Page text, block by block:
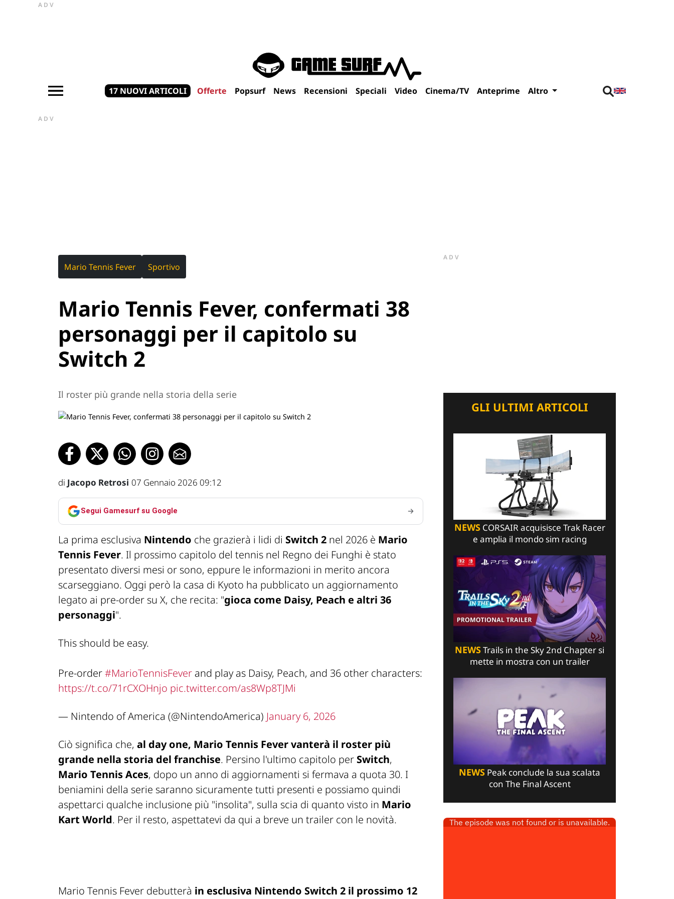
ADV
17 NUOVI ARTICOLI Offerte Popsurf News Recensioni Speciali Video Cinema/TV Anteprime Altro
ADV
Mario Tennis Fever Sportivo
Mario Tennis Fever, confermati 38
personaggi per il capitolo su
Switch 2
Il roster più grande nella storia della serie
di Jacopo Retrosi 07 Gennaio 2026 09:12
Segui Gamesurf su Google
La prima esclusiva Nintendo che grazierà i lidi di Switch 2 nel 2026 è Mario
Tennis Fever. Il prossimo capitolo del tennis nel Regno dei Funghi è stato
presentato diversi mesi or sono, eppure le informazioni in merito ancora
scarseggiano. Oggi però la casa di Kyoto ha pubblicato un aggiornamento
legato ai pre-order su X, che recita: "gioca come Daisy, Peach e altri 36
personaggi".
This should be easy.
Pre-order#MarioTennisFever and play as Daisy, Peach, and 36 other characters:
https://t.co/71rCXOHnjo pic.twitter.com/as8Wp8TJMi
— Nintendo of America (@NintendoAmerica) January 6, 2026
Ciò significa che, al day one, Mario Tennis Fever vanterà il roster più
grande nella storia del franchise. Persino l'ultimo capitolo per Switch,
Mario Tennis Aces, dopo un anno di aggiornamenti si fermava a quota 30. I
beniamini della serie saranno sicuramente tutti presenti e possiamo quindi
aspettarci qualche inclusione più "insolita", sulla scia di quanto visto in Mario
Kart World. Per il resto, aspettatevi da qui a breve un trailer con le novità.
Mario Tennis Fever debutterà in esclusiva Nintendo Switch 2 il prossimo 12
ADV
GLI ULTIMI ARTICOLI
NEWSCORSAIR acquisisce Trak Racer
e amplia il mondo sim racing
NEWSTrails in the Sky 2nd Chapter si
mette in mostra con un trailer
NEWS Peak conclude la sua scalata
con The Final Ascent